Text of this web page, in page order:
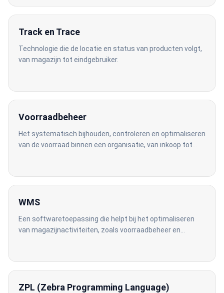
Track en Trace
Technologie die de locatie en status van producten volgt,
van magazijn tot eindgebruiker.
Voorraadbeheer
Het systematisch bijhouden, controleren en optimaliseren
van de voorraad binnen een organisatie, van inkoop tot
WMS
Een softwaretoepassing die helpt bij het optimaliseren
van magazijnactiviteiten, zoals voorraadbeheer en
ZPL (Zebra Programming Language)